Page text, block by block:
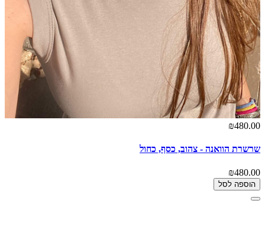
₪480.00
שרשרת הוואנה - צהוב, כסף, כחול
₪480.00
הוספה לסל